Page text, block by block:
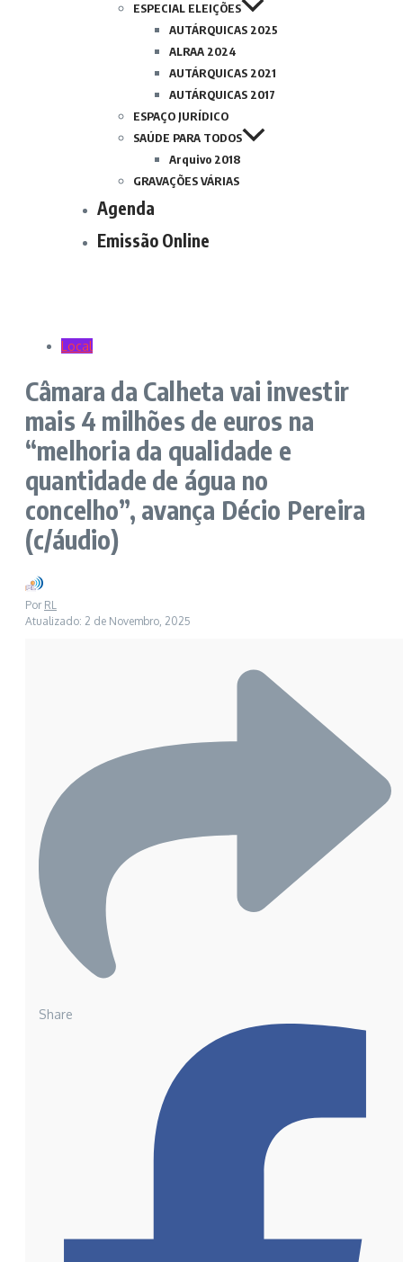
ESPECIAL ELEIÇÕES
AUTÁRQUICAS 2025
ALRAA 2024
AUTÁRQUICAS 2021
AUTÁRQUICAS 2017
ESPAÇO JURÍDICO
SAÚDE PARA TODOS
Arquivo 2018
GRAVAÇÕES VÁRIAS
Agenda
Emissão Online
Local
Câmara da Calheta vai investir
mais 4 milhões de euros na
“melhoria da qualidade e
quantidade de água no
concelho”, avança Décio Pereira
(c/áudio)
Por RL
Atualizado: 2 de Novembro, 2025
Share